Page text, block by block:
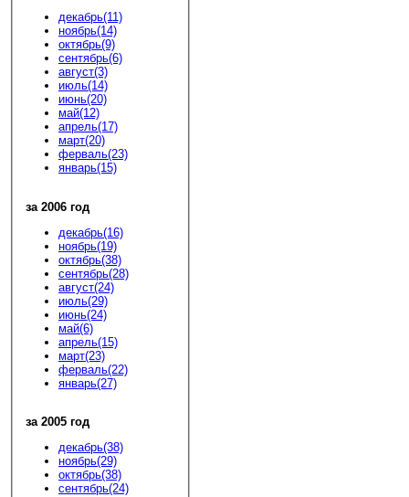
декабрь(11)
ноябрь(14)
октябрь(9)
сентябрь(6)
август(3)
июль(14)
июнь(20)
май(12)
апрель(17)
март(20)
ферваль(23)
январь(15)
за 2006 год
декабрь(16)
ноябрь(19)
октябрь(38)
сентябрь(28)
август(24)
июль(29)
июнь(24)
май(6)
апрель(15)
март(23)
ферваль(22)
январь(27)
за 2005 год
декабрь(38)
ноябрь(29)
октябрь(38)
сентябрь(24)